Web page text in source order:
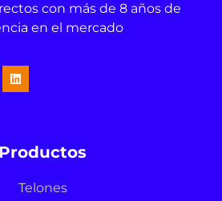
con más de 8 años de
en el mercado
Productos
Telones